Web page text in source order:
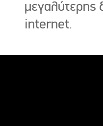
μεγαλύτερης
internet.